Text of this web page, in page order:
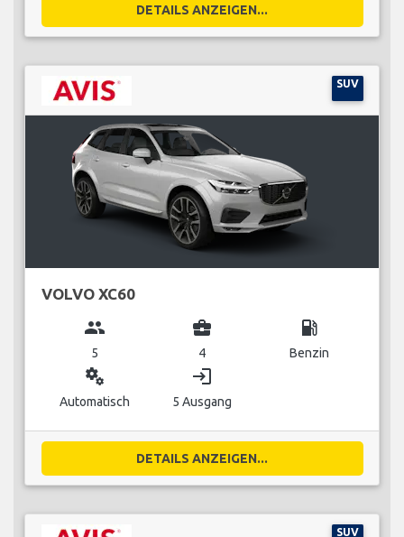
DETAILS ANZEIGEN...
SUV
VOLVO XC60
group
5
business_center
4
local_gas_station
Benzin
miscellaneous_services
Automatisch
login
5 Ausgang
DETAILS ANZEIGEN...
SUV